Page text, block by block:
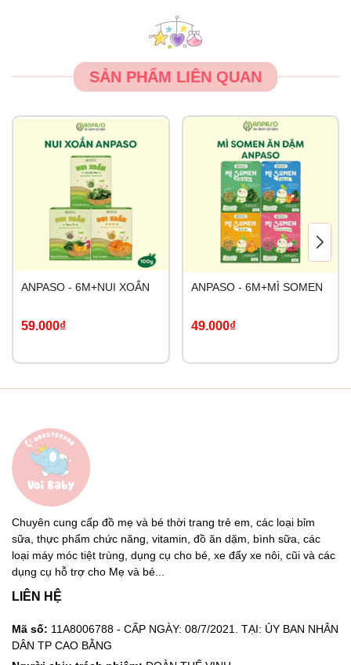
SẢN PHẨM LIÊN QUAN
ANPASO - 6M+NUI XOẮN
59.000₫
ANPASO - 6M+MÌ SOMEN
49.000₫
Chuyên cung cấp đồ mẹ và bé thời trang trẻ em, các loại bỉm
sữa, thực phẩm chức năng, vitamin, đồ ăn dặm, bình sữa, các
loại máy móc tiệt trùng, dụng cụ cho bé, xe đẩy xe nôi, cũi và các
dụng cụ hỗ trợ cho Mẹ và bé...
LIÊN HỆ
Mã số: 11A8006788 - CẤP NGÀY: 08/7/2021. TẠI: ỦY BAN NHÂN
DÂN TP CAO BẰNG